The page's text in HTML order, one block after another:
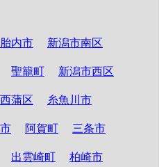
胎内市 新潟市南区
聖籠町 新潟市西区
蒲区 糸魚川市
阿賀町 三条市
出雲崎町 柏崎市